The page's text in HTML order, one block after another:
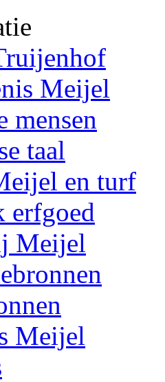
Meijel
mensen
taal
en turf
erfgoed
Meijel
Meijel